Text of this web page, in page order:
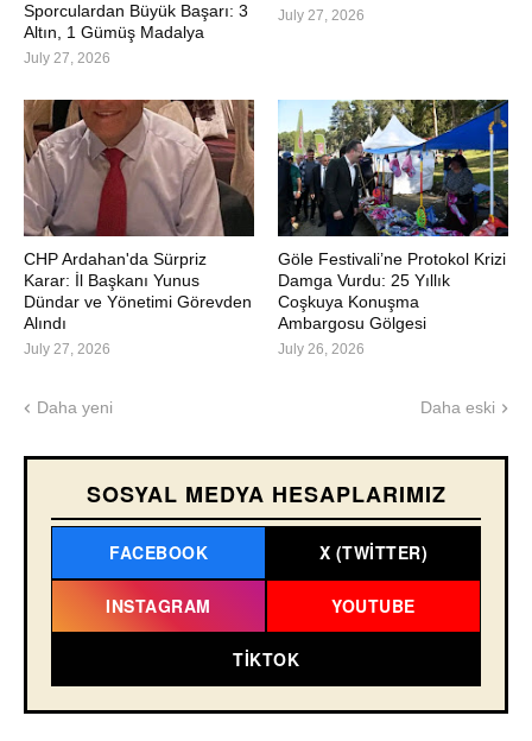
Sporculardan Büyük Başarı: 3
Altın, 1 Gümüş Madalya
July 27, 2026
July 27, 2026
CHP Ardahan'da Sürpriz
Karar: İl Başkanı Yunus
Dündar ve Yönetimi Görevden
Alındı
July 27, 2026
Göle Festivali’ne Protokol Krizi
Damga Vurdu: 25 Yıllık
Coşkuya Konuşma
Ambargosu Gölgesi
July 26, 2026
Daha yeni Daha eski
SOSYAL MEDYA HESAPLARIMIZ
FACEBOOK X (TWITTER)
INSTAGRAM YOUTUBE
TIKTOK